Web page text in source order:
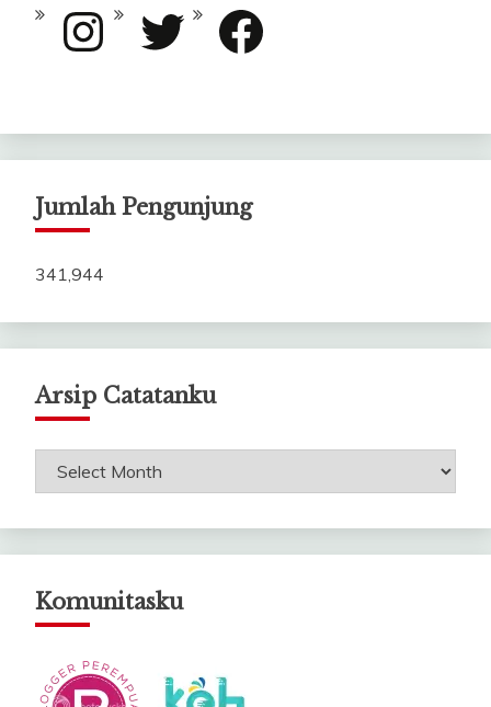
Instagram Twitter Facebook
Jumlah Pengunjung
341,944
Arsip Catatanku
Arsip
Komunitasku